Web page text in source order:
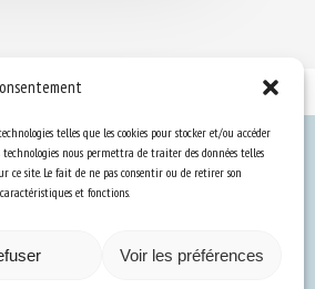
telles que les cookies pour stocker et/ou accéder
nous permettra de traiter des données telles
site. Le fait de ne pas consentir ou de retirer son
et fonctions.
Voir les préférences